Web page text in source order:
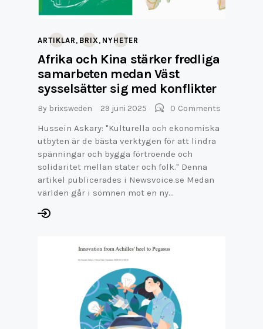
ARTIKLAR , BRIX , NYHETER
Afrika och Kina stärker fredliga
samarbeten medan Väst
sysselsätter sig med konflikter
By brixsweden 29 juni 2025 0 Comments
Hussein Askary: "Kulturella och ekonomiska
utbyten är de bästa verktygen för att lindra
spänningar och bygga förtroende och
solidaritet mellan stater och folk." Denna
artikel publicerades i Newsvoice.se Medan
världen går i sömnen mot en ny…